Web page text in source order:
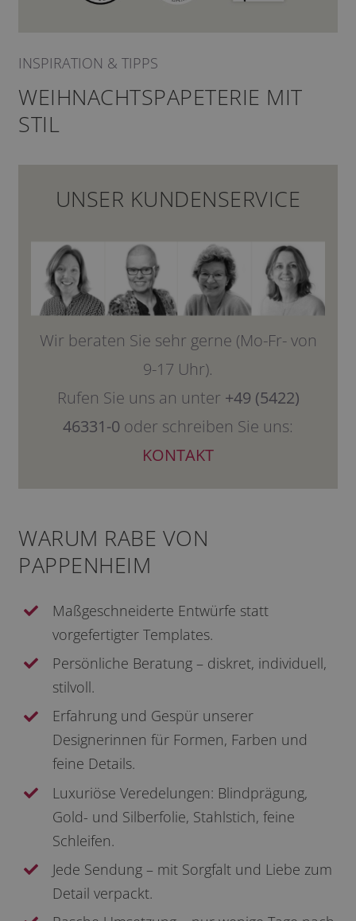
INSPIRATION & TIPPS
WEIHNACHTSPAPETERIE MIT
STIL
UNSER KUNDENSERVICE
Wir beraten Sie sehr gerne (Mo-Fr- von
9-17 Uhr).
Rufen Sie uns an unter +49 (5422)
46331-0 oder schreiben Sie uns:
KONTAKT
WARUM RABE VON
PAPPENHEIM
Maßgeschneiderte Entwürfe statt
vorgefertigter Templates.
Persönliche Beratung – diskret, individuell,
stilvoll.
Erfahrung und Gespür unserer
Designerinnen für Formen, Farben und
feine Details.
Luxuriöse Veredelungen: Blindprägung,
Gold- und Silberfolie, Stahlstich, feine
Schleifen.
Jede Sendung – mit Sorgfalt und Liebe zum
Detail verpackt.